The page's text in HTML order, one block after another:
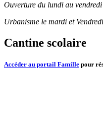
Ouverture du lundi au
Urbanisme le mardi et Vendredi
Cantine scolaire
Accéder au portail Famille pour